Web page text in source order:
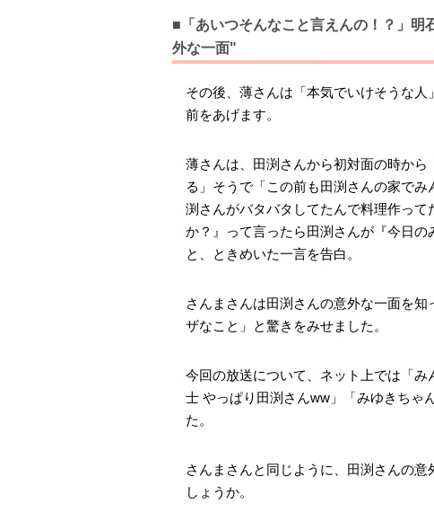
■「あいつそんなこと言えんの！？」
外な一面"
その後、薄さんは「本気でいけそうな
前をあげます。
薄さんは、田渕さんから初対面の時か
る」そうで「この前も田渕さんの家で
渕さんがバタバタしてたんで料理作っ
か？』って言ったら田渕さんが『今日の
と、ときめいた一言を告白。
さんまさんは田渕さんの意外な一面を
ザなこと」と驚きをみせました。
今回の放送について、ネット上では「
士 やっぱり田渕さんww」「みゆきちゃ
た。
さんまさんと同じように、田渕さんの
しょうか。